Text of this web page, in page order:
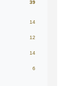
39
14
12
14
6